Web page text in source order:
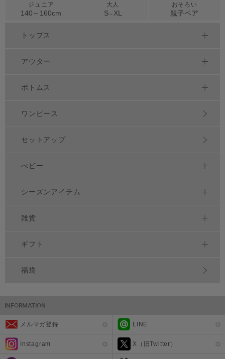
ジュニア
140～ 160cm
大人
S～ XL
おそろい
親子ペア
トップス
アウター
ボトムス
ワンピース
セットアップ
べビー
シーズンアイテム
雑貨
ギフト
福袋
メルマガ登録 LINE
Instagram X（旧Twitter）